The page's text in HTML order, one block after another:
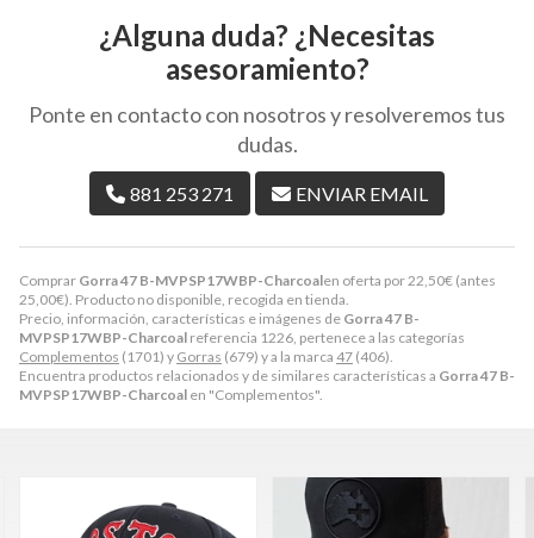
Comprar Gorra 47 B-MVPSP17WBP-Charcoalen oferta por 22,50€ (antes
25,00€). Producto no disponible, recogida en tienda.
Precio, información, características e imágenes de Gorra 47 B-
MVPSP17WBP-Charcoal referencia 1226, pertenece a las categorías
Complementos (1701) y Gorras (679) y a la marca 47 (406).
Encuentra productos relacionados y de similares características a Gorra 47 B-
MVPSP17WBP-Charcoal en "Complementos".
¿Alguna duda? ¿Necesitas
asesoramiento?
Ponte en contacto con nosotros y resolveremos tus
dudas.
881 253 271 ENVIAR EMAIL